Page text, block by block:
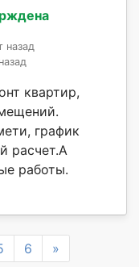
назад
квартир,
график
расчет.А
работы.
6 »